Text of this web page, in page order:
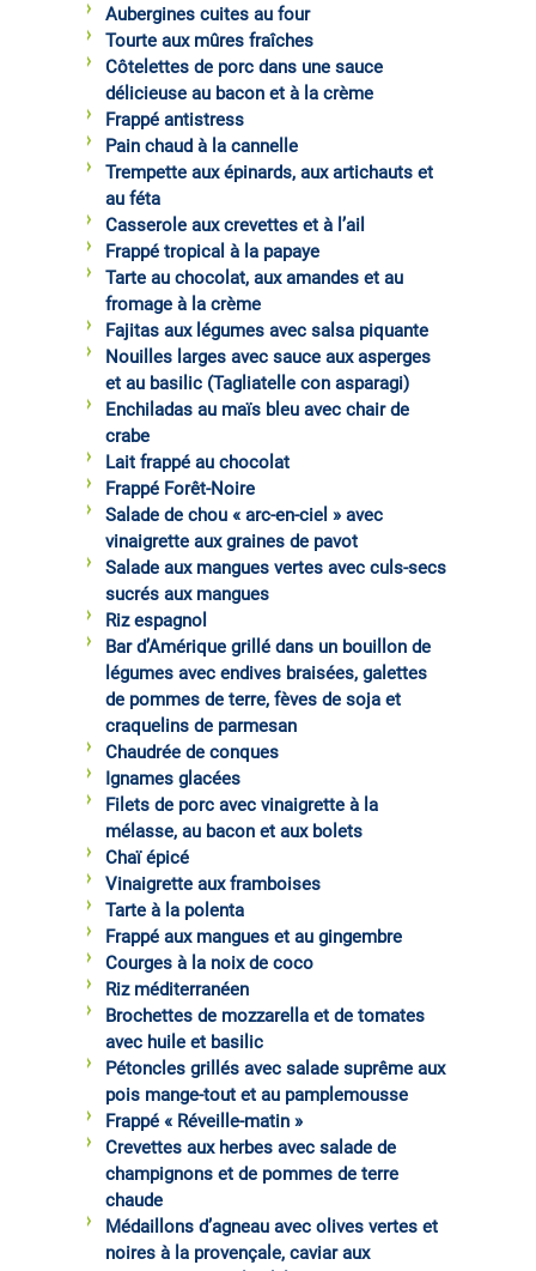
Aubergines cuites au four
Tourte aux mûres fraîches
Côtelettes de porc dans une sauce
délicieuse au bacon et à la crème
Frappé antistress
Pain chaud à la cannelle
Trempette aux épinards, aux artichauts et
au féta
Casserole aux crevettes et à l’ail
Frappé tropical à la papaye
Tarte au chocolat, aux amandes et au
fromage à la crème
Fajitas aux légumes avec salsa piquante
Nouilles larges avec sauce aux asperges
et au basilic (Tagliatelle con asparagi)
Enchiladas au maïs bleu avec chair de
crabe
Lait frappé au chocolat
Frappé Forêt-Noire
Salade de chou « arc-en-ciel » avec
vinaigrette aux graines de pavot
Salade aux mangues vertes avec culs-secs
sucrés aux mangues
Riz espagnol
Bar d’Amérique grillé dans un bouillon de
légumes avec endives braisées, galettes
de pommes de terre, fèves de soja et
craquelins de parmesan
Chaudrée de conques
Ignames glacées
Filets de porc avec vinaigrette à la
mélasse, au bacon et aux bolets
Chaï épicé
Vinaigrette aux framboises
Tarte à la polenta
Frappé aux mangues et au gingembre
Courges à la noix de coco
Riz méditerranéen
Brochettes de mozzarella et de tomates
avec huile et basilic
Pétoncles grillés avec salade suprême aux
pois mange-tout et au pamplemousse
Frappé « Réveille-matin »
Crevettes aux herbes avec salade de
champignons et de pommes de terre
chaude
Médaillons d’agneau avec olives vertes et
noires à la provençale, caviar aux